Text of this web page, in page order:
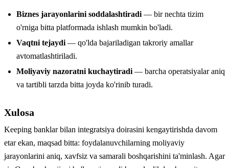
Biznes jarayonlarini soddalashtiradi — bir nechta tizim
o'rniga bitta platformada ishlash mumkin bo'ladi.
Vaqtni tejaydi — qo'lda bajariladigan takroriy amallar
avtomatlashtiriladi.
Moliyaviy nazoratni kuchaytiradi — barcha operatsiyalar aniq
va tartibli tarzda bitta joyda ko'rinib turadi.
Xulosa
Keeping banklar bilan integratsiya doirasini kengaytirishda davom
etar ekan, maqsad bitta: foydalanuvchilarning moliyaviy
jarayonlarini aniq, xavfsiz va samarali boshqarishini ta'minlash. Agar